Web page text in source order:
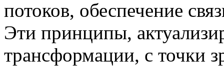
потоков, обеспечение
Эти принципы,
трансформации, с точки